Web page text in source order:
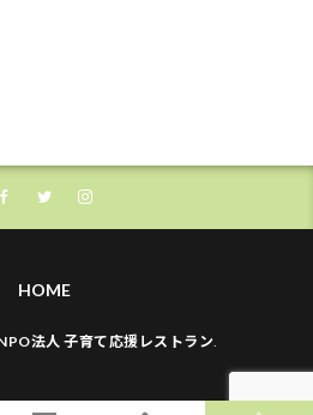
HOME
法人 子育て応援レストラン